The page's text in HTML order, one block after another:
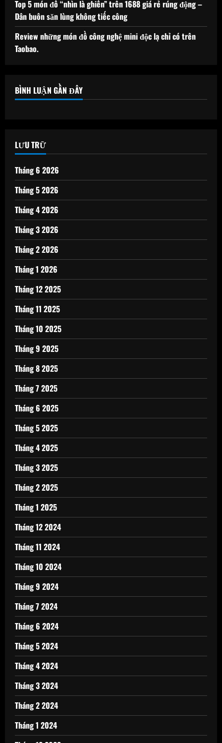
Top 5 món đồ “nhìn là ghiền” trên 1688 giá rẻ rúng động –
Dân buôn săn lùng không tiếc công
Review những món đồ công nghệ mini độc lạ chỉ có trên
Taobao.
BÌNH LUẬN GẦN ĐÂY
LƯU TRỮ
Tháng 6 2026
Tháng 5 2026
Tháng 4 2026
Tháng 3 2026
Tháng 2 2026
Tháng 1 2026
Tháng 12 2025
Tháng 11 2025
Tháng 10 2025
Tháng 9 2025
Tháng 8 2025
Tháng 7 2025
Tháng 6 2025
Tháng 5 2025
Tháng 4 2025
Tháng 3 2025
Tháng 2 2025
Tháng 1 2025
Tháng 12 2024
Tháng 11 2024
Tháng 10 2024
Tháng 9 2024
Tháng 7 2024
Tháng 6 2024
Tháng 5 2024
Tháng 4 2024
Tháng 3 2024
Tháng 2 2024
Tháng 1 2024